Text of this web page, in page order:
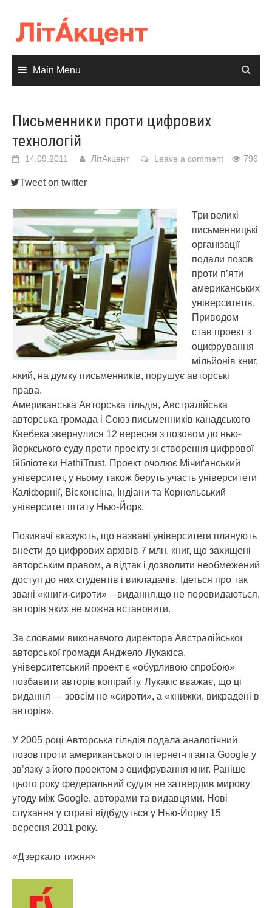
content
Main Menu
Письменники проти цифрових
технологій
14.09.2011 ЛітАкцент Leave a comment 796
Tweet on twitter
Три великі
письменницькі
організації
подали позов
проти п’яти
американських
університетів.
Приводом
став проект з
оцифрування
мільйонів книг,
який, на думку письменників, порушує авторські
права.
Американська Авторська гільдія, Австралійська
авторська громада і Союз письменників канадського
Квебека звернулися 12 вересня з позовом до нью-
йоркського суду проти проекту зі створення цифрової
бібліотеки HathiTrust. Проект очолює Мічиґанський
університет, у ньому також беруть участь університети
Каліфорнії, Вісконсіна, Індіани та Корнельський
університет штату Нью-Йорк.
Позивачі вказують, що названі університети планують
внести до цифрових архівів 7 млн. книг, що захищені
авторським правом, а відтак і дозволити необмежений
доступ до них студентів і викладачів. Ідеться про так
звані «книги-сироти» – видання,що не перевидаються,
авторів яких не можна встановити.
За словами виконавчого директора Австралійської
авторської громади Анджело Лукакіса,
університетський проект є «обурливою спробою»
позбавити авторів копірайту. Лукакіс вважає, що ці
видання — зовсім не «сироти», а «книжки, викрадені в
авторів».
У 2005 році Авторська гільдія подала аналогічний
позов проти американського інтернет-гіганта Google у
зв’язку з його проектом з оцифрування книг. Раніше
цього року федеральний суддя не затвердив мирову
угоду між Google, авторами та видавцями. Нові
слухання у справі відбудуться у Нью-Йорку 15
вересня 2011 року.
«Дзеркало тижня»